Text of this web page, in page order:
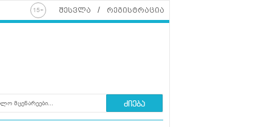
შესვლა რეგისტრაცია
ძიება